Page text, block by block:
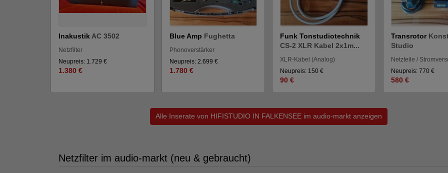
Inakustik AC 3502
Netzfilter
Neupreis: 1.729 €
1.380 €
Blue Amp Fughetta
Phonoverstärker
Neupreis: 2.699 €
1.780 €
Funk Tonstudiotechnik
CS-2 XLR Kabel 2x1m...
XLR-Kabel (Analog)
Neupreis: 150 €
90 €
Transrotor
Studio
Netzteile /
Neupreis: 770 €
580 €
Alle Inserate von HIFISTUDIO IN FALKENSEE im audio-markt anzeigen
Netzfilter im audio-markt (neu & gebraucht)